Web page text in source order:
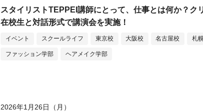
スタイリストTEPPEI講師にとって、仕事とは何か？ク
在校生と対話形式で講演会を実施！
イベント スクールライフ 東京校 大阪校 名古屋校 札
ファッション学部 ヘアメイク学部
2026年1月26日（月）